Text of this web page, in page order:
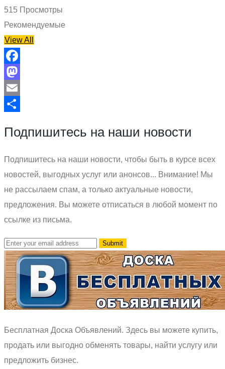
515 Просмотры
Рекомендуемые
View All
Facebook
Mastodon
Email
Подпишитесь на наши новости
Подпишитесь на наши новости, чтобы быть в курсе всех
новостей, выгодных услуг или анонсов... Внимание! Мы
не рассылаем спам, а только актуальные новости,
предложения. Вы можете отписаться в любой момент по
ссылке из письма.
Бесплатная Доска Объявлений. Здесь вы можете купить,
продать или выгодно обменять товары, найти услугу или
предложить бизнес.